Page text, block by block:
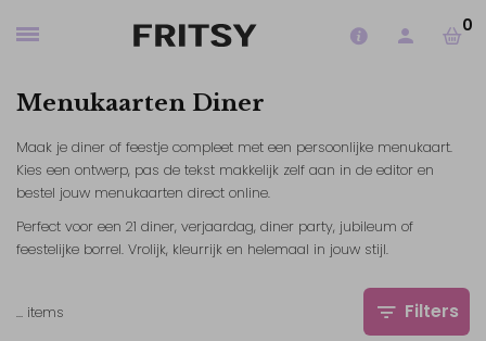
0
Menukaarten Diner
Maak je diner of feestje compleet met een persoonlijke menukaart.
Kies een ontwerp, pas de tekst makkelijk zelf aan in de editor en
bestel jouw menukaarten direct online.
Perfect voor een 21 diner, verjaardag, diner party, jubileum of
feestelijke borrel. Vrolijk, kleurrijk en helemaal in jouw stijl.
… items Filters